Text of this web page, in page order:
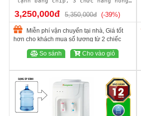
3,250,000đ 5,350,000đ (-39%)
Miễn phí vận chuyển tại nhà, Giá tốt
hơn cho khách mua số lượng từ 2 chiếc
So sánh Cho vào giỏ